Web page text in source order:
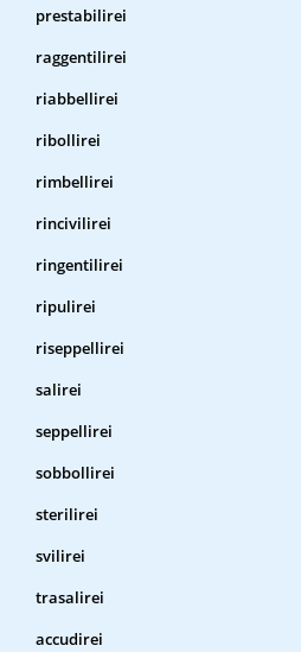
prestabilirei
raggentilirei
riabbellirei
ribollirei
rimbellirei
rincivilirei
ringentilirei
ripulirei
riseppellirei
salirei
seppellirei
sobbollirei
sterilirei
svilirei
trasalirei
accudirei